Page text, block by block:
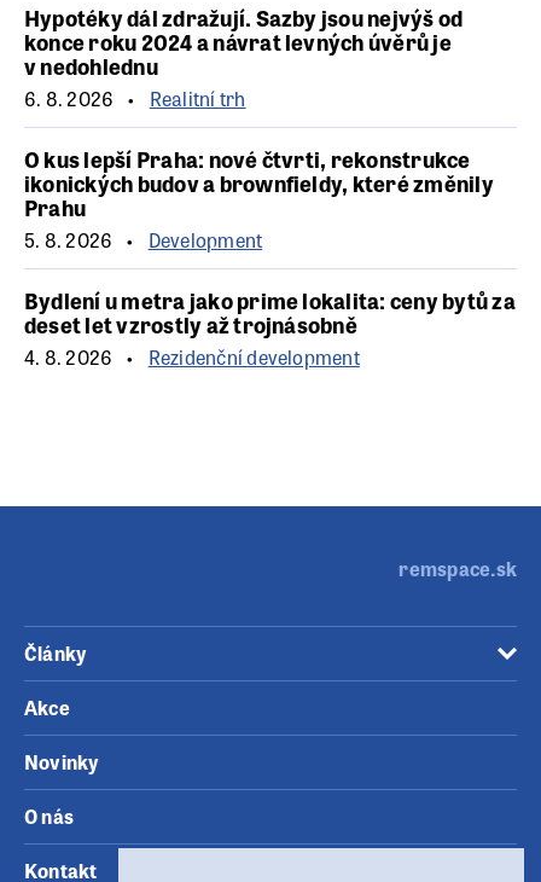
Hypotéky dál zdražují. Sazby jsou nejvýš od
konce roku 2024 a návrat levných úvěrů je
v nedohlednu
6. 8. 2026 Realitní trh
O kus lepší Praha: nové čtvrti, rekonstrukce
ikonických budov a brownfieldy, které změnily
Prahu
5. 8. 2026 Development
Bydlení u metra jako prime lokalita: ceny bytů za
deset let vzrostly až trojnásobně
4. 8. 2026 Rezidenční development
remspace.sk
Články
Akce
Novinky
O nás
Kontakt